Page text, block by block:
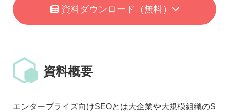
資料ダウンロード （無料）
資料概要
エンタープライズ向けSEOとは大企業や大規模組織のS